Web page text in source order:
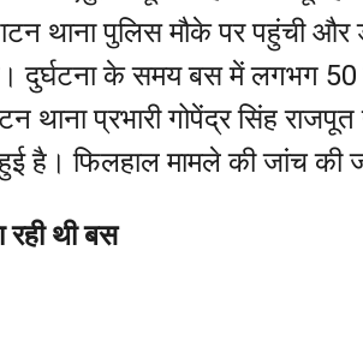
थाना पुलिस मौके पर पहुंची
दुर्घटना के समय बस में लगभग 50
थाना प्रभारी गोपेंद्र सिंह
है। फिलहाल मामले की जांच की
थी बस